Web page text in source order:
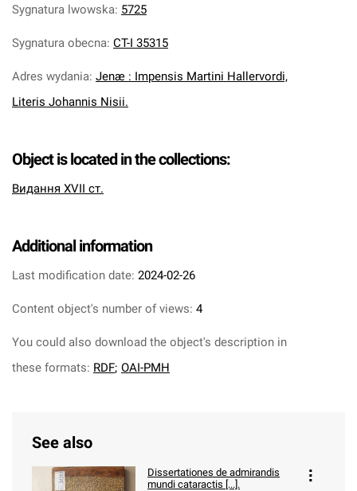
Sygnatura lwowska: 5725
Sygnatura obecna: CT-I 35315
Adres wydania: Jenæ : Impensis Martini Hallervordi,
Literis Johannis Nisii.
Object is located in the collections:
Видання XVII ст.
Additional information
Last modification date: 2024-02-26
Content object's number of views: 4
You could also download the object's description in
these formats: RDF; OAI-PMH
See also
Dissertationes de admirandis
mundi cataractis [...].